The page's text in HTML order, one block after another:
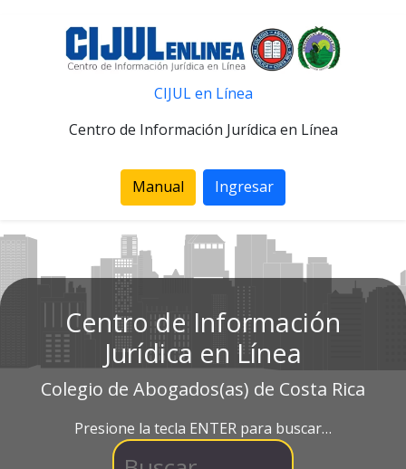
CIJUL en Línea
Centro de Información Jurídica en Línea
Manual Ingresar
Centro de Información
Jurídica en Línea
Colegio de Abogados(as) de Costa Rica
Presione la tecla ENTER para buscar…